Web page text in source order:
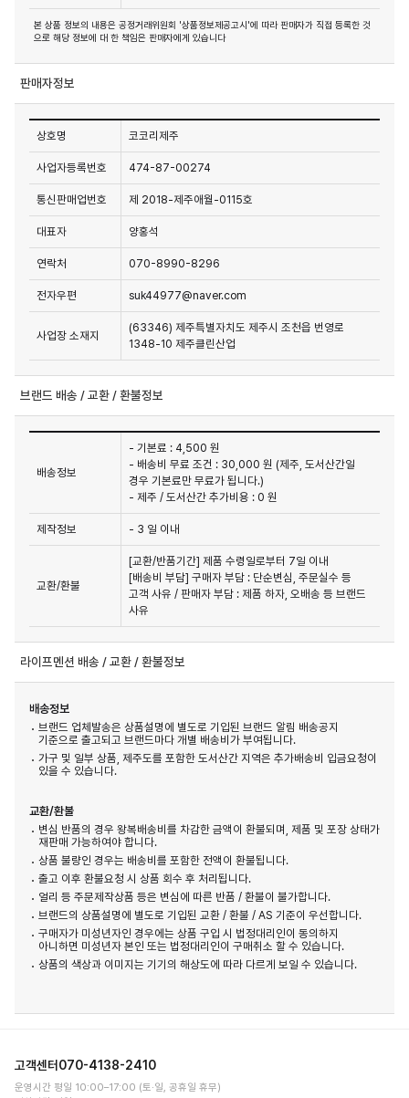
본 상품 정보의 내용은 공정거래위원회 '상품정보제공고시'에 따라 판매자가 직접 등록한 것
으로 해당 정보에 대 한 책임은 판매자에게 있습니다
판매자정보
상호명 코코리제주
사업자등록번호 474-87-00274
통신판매업번호 제 2018-제주애월-0115호
대표자 양홍석
연락처 070-8990-8296
전자우편 suk44977@naver.com
사업장 소재지
(63346) 제주특별자치도 제주시 조천읍 번영로
1348-10 제주클린산업
브랜드 배송 / 교환 / 환불정보
배송정보
- 기본료 : 4,500 원
- 배송비 무료 조건 : 30,000 원 (제주, 도서산간일
경우 기본료만 무료가 됩니다.)
- 제주 / 도서산간 추가비용 : 0 원
제작정보 - 3 일 이내
교환/환불
[교환/반품기간] 제품 수령일로부터 7일 이내
[배송비 부담] 구매자 부담 : 단순변심, 주문실수 등
고객 사유 / 판매자 부담 : 제품 하자, 오배송 등 브랜드
사유
라이프멘션 배송 / 교환 / 환불정보
배송정보
브랜드 업체발송은 상품설명에 별도로 기입된 브랜드 알림 배송공지
기준으로 출고되고 브랜드마다 개별 배송비가 부여됩니다.
가구 및 일부 상품, 제주도를 포함한 도서산간 지역은 추가배송비 입금요청이
있을 수 있습니다.
교환/환불
변심 반품의 경우 왕복배송비를 차감한 금액이 환불되며, 제품 및 포장 상태가
재판매 가능하여야 합니다.
상품 불량인 경우는 배송비를 포함한 전액이 환불됩니다.
출고 이후 환불요청 시 상품 회수 후 처리됩니다.
얼리 등 주문제작상품 등은 변심에 따른 반품 / 환불이 불가합니다.
브랜드의 상품설명에 별도로 기입된 교환 / 환불 / AS 기준이 우선합니다.
구매자가 미성년자인 경우에는 상품 구입 시 법정대리인이 동의하지
아니하면 미성년자 본인 또는 법정대리인이 구매취소 할 수 있습니다.
상품의 색상과 이미지는 기기의 해상도에 따라 다르게 보일 수 있습니다.
고객센터070-4138-2410
운영시간 평일 10:00–17:00 (토·일, 공휴일 휴무)